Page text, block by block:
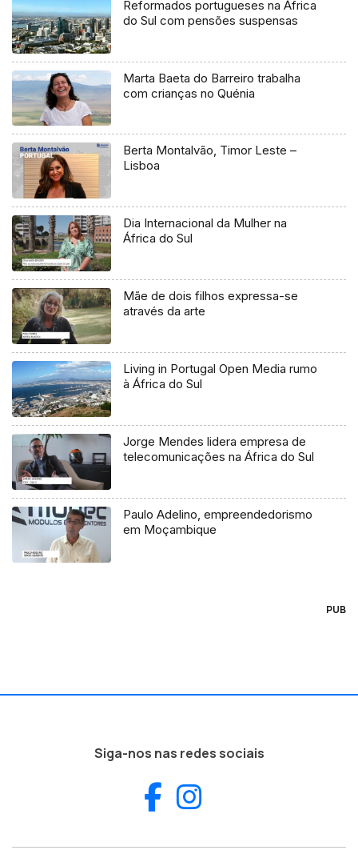
Reformados portugueses na África
do Sul com pensões suspensas
Marta Baeta do Barreiro trabalha
com crianças no Quénia
Berta Montalvão, Timor Leste –
Lisboa
Dia Internacional da Mulher na
África do Sul
Mãe de dois filhos expressa-se
através da arte
Living in Portugal Open Media rumo
à África do Sul
Jorge Mendes lidera empresa de
telecomunicações na África do Sul
Paulo Adelino, empreendedorismo
em Moçambique
PUB
Siga-nos nas redes sociais
Facebook